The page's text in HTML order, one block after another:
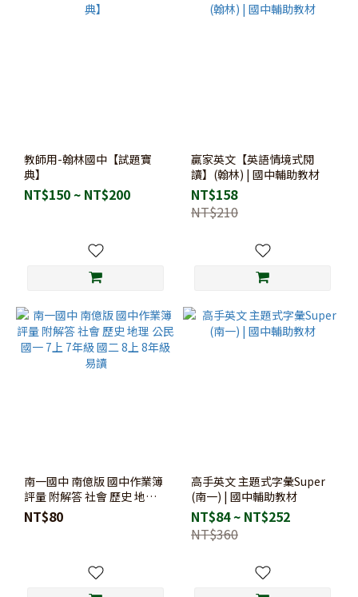
教師用-翰林國中【試題寶
典】
NT$150 ~ NT$200
贏家英文【英語情境式閱
讀】(翰林) | 國中輔助教材
NT$158
NT$210
南一國中 南億版 國中作業簿
評量 附解答 社會 歷史 地理
公民 國一 7上 7年級 國二 8上
8年級 易讀
NT$80
高手英文 主題式字彙Super
(南一) | 國中輔助教材
NT$84 ~ NT$252
NT$360